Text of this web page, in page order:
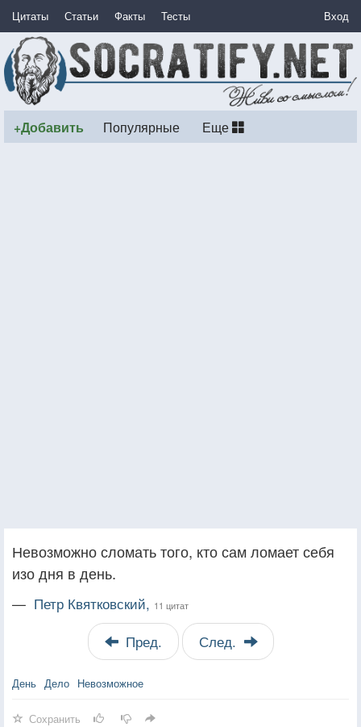
Цитаты Статьи Факты Тесты Вход
+Добавить Популярные Еще
Невозможно сломать того, кто сам ломает себя
изо дня в день.
— Петр Квятковский, 11 цитат
Пред. След.
День Дело Невозможное
Сохранить